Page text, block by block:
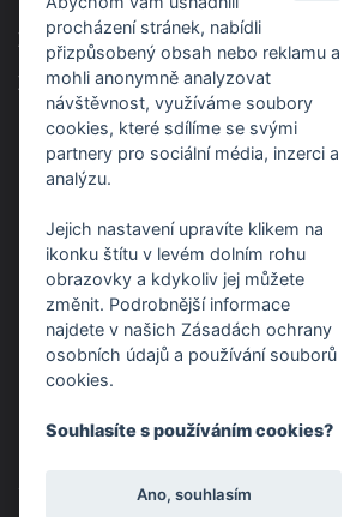
Zásady použití cookies
Zásady ochrany osobních údajů
Odběr
Zaregistrujte svou e-mailovou
odběru aktuálních informací z
procházení stránek, nabídli
přizpůsobený obsah nebo reklamu a
mohli anonymně analyzovat
návštěvnost, využíváme soubory
cookies, které sdílíme se svými
partnery pro sociální média, inzerci a
analýzu.
Jejich nastavení upravíte klikem na
ikonku štítu v levém dolním rohu
obrazovky a kdykoliv jej můžete
změnit. Podrobnější informace
najdete v našich Zásadách ochrany
osobních údajů a používání souborů
cookies.
Souhlasíte s používáním cookies?
Ano, souhlasím